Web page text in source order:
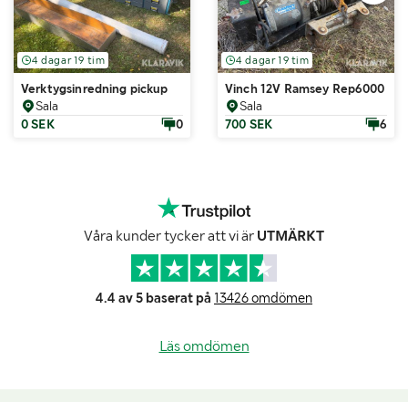
4 dagar 19 tim
Verktygsinredning pickup
Sala
0 SEK
0
4 dagar 19 tim
Vinch 12V Ramsey Rep6000
Sala
700 SEK
6
Våra kunder tycker att vi är UTMÄRKT
4.4 av 5 baserat på 13426 omdömen
Läs omdömen